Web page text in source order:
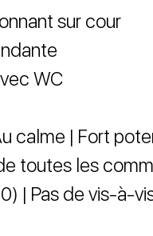
sur cour
WC
calme | Fort
toutes les
| Pas de vis-à-